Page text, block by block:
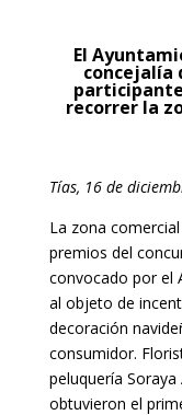
El
concejalía
recorrer la
Tías, 16 de
La zona
premios del
convocado por el
al objeto de
decoración
consumidor.
peluquería
obtuvieron el